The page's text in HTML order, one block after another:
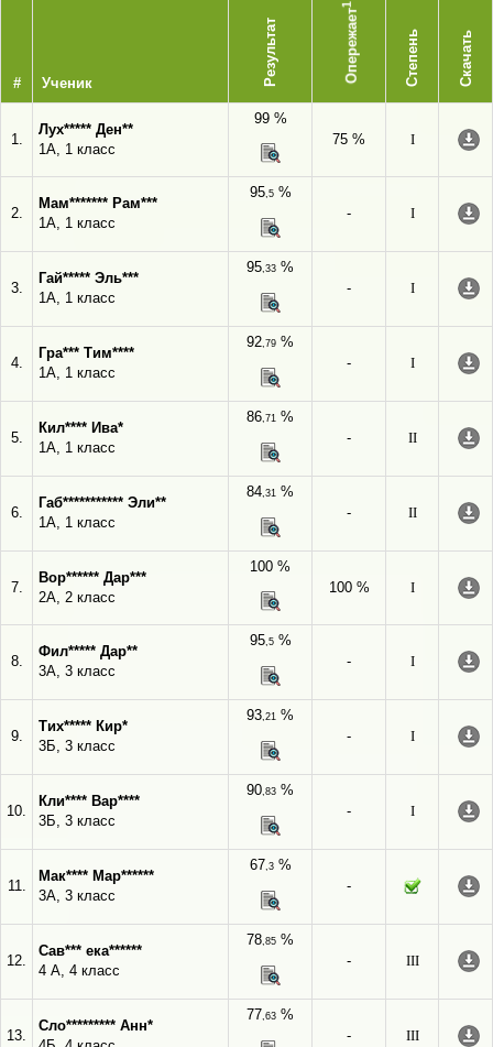
# Ученик Результат Опережает
1
Степень Скачать
1.
Лух***** Ден**
1А, 1 класс
99 %
75 %
I
2.
Мам******* Рам***
1А, 1 класс
95,5%
-
I
3.
Гай***** Эль***
1А, 1 класс
95,33 %
-
I
4.
Гра*** Тим****
1А, 1 класс
92,79 %
-
I
5.
Кил**** Ива*
1А, 1 класс
86,71 %
-
II
6.
Габ*********** Эли**
1А, 1 класс
84,31 %
-
II
7.
Вор****** Дар***
2А, 2 класс
100 %
100 %
I
8.
Фил***** Дар**
3А, 3 класс
95,5%
-
I
9.
Тих***** Кир*
3Б, 3 класс
93,21 %
-
I
10.
Кли**** Вар****
3Б, 3 класс
90,83 %
-
I
11.
Мак**** Мар******
3А, 3 класс
67,3%
-
12.
Сав*** ека******
4 А, 4 класс
78,85 %
-
III
13.
Сло********* Анн*
77,63 %
-
III